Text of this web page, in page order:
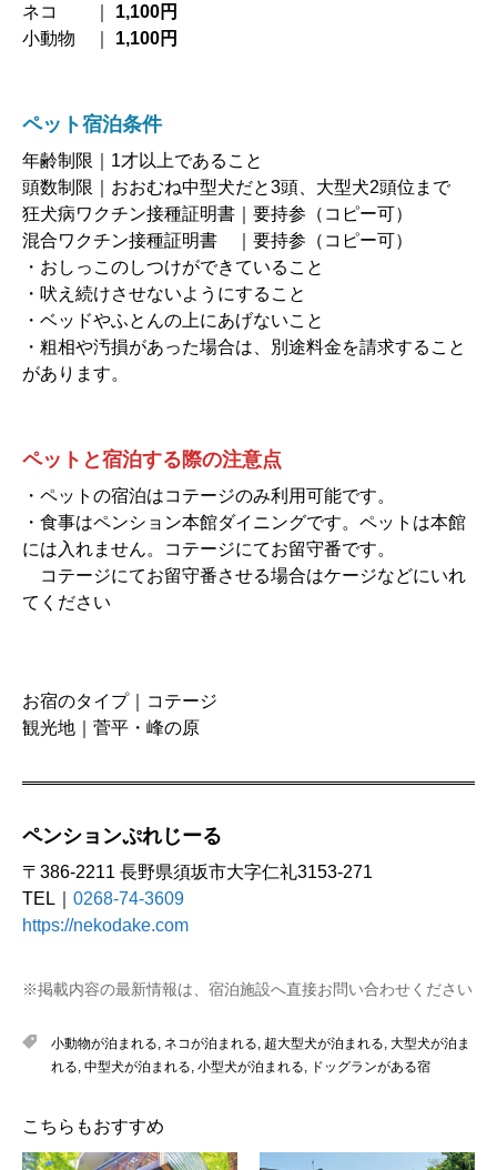
ネコ ｜ 1,100円
小動物 ｜ 1,100円
ペット宿泊条件
年齢制限｜1才以上であること
頭数制限｜おおむね中型犬だと3頭、大型犬2頭位まで
狂犬病ワクチン接種証明書｜要持参（コピー可）
混合ワクチン接種証明書 ｜要持参（コピー可）
・おしっこのしつけができていること
・吠え続けさせないようにすること
・ベッドやふとんの上にあげないこと
・粗相や汚損があった場合は、別途料金を請求すること
があります。
ペットと宿泊する際の注意点
・ペットの宿泊はコテージのみ利用可能です。
・食事はペンション本館ダイニングです。ペットは本館
には入れません。コテージにてお留守番です。
コテージにてお留守番させる場合はケージなどにいれ
てください
お宿のタイプ｜コテージ
観光地｜菅平・峰の原
ペンションぷれじーる
〒386-2211 長野県須坂市大字仁礼3153-271
TEL｜ 0268‐74-3609
https://nekodake.com
※掲載内容の最新情報は、宿泊施設へ直接お問い合わせください
小動物が泊まれる ネコが泊まれる 超大型犬が泊まれる 大型犬が泊ま
れる 中型犬が泊まれる 小型犬が泊まれる ドッグランがある宿
こちらもおすすめ